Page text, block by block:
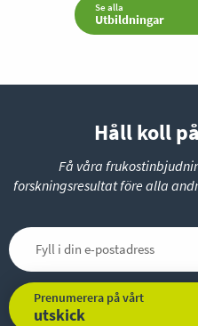
Se alla
Utbildningar
Håll koll
Få våra
forskningsresultat före alla
Prenumerera på vårt
utskick